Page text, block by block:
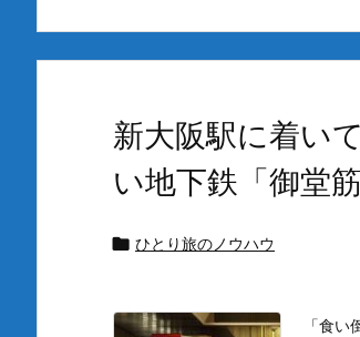
新大阪駅に着い
い地下鉄「御堂筋
 ひとり旅のノウハウ
「食